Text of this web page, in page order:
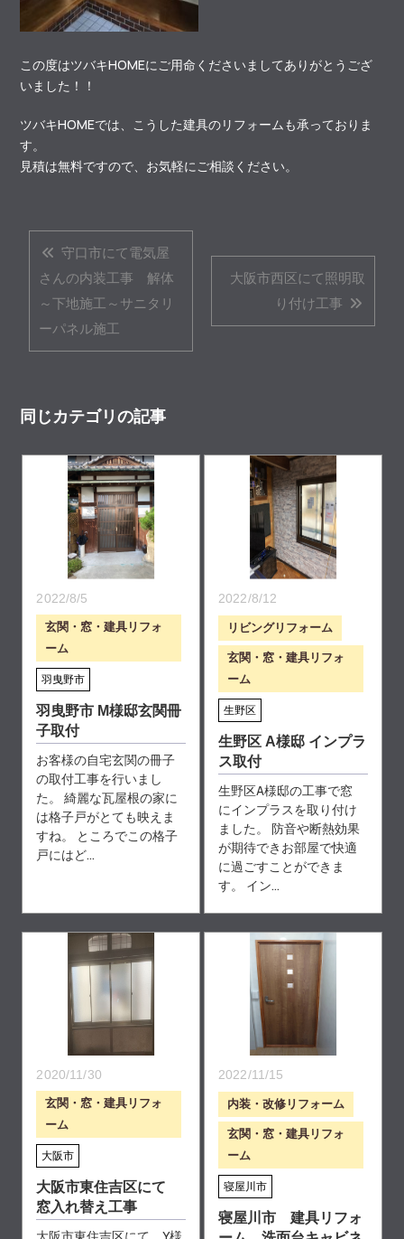
この度はツバキHOMEにご用命くださいましてありがとうござ
いました！！
ツバキHOMEでは、こうした建具のリフォームも承っておりま
す。
見積は無料ですので、お気軽にご相談ください。
守口市にて電気屋
さんの内装工事 解体
～下地施工～サニタリ
ーパネル施工
大阪市西区にて照明取
り付け工事
同じカテゴリの記事
2022/8/5
玄関・窓・建具リフォ
ーム
羽曳野市
羽曳野市 M様邸玄関冊
子取付
お客様の自宅玄関の冊子
の取付工事を行いまし
た。 綺麗な瓦屋根の家に
は格子戸がとても映えま
すね。 ところでこの格子
戸にはど...
2022/8/12
リビングリフォーム
玄関・窓・建具リフォ
ーム
生野区
生野区 A様邸 インプラ
ス取付
生野区A様邸の工事で窓
にインプラスを取り付け
ました。 防音や断熱効果
が期待できお部屋で快適
に過ごすことができま
す。 イン...
2020/11/30
玄関・窓・建具リフォ
ーム
大阪市
大阪市東住吉区にて
窓入れ替え工事
2022/11/15
内装・改修リフォーム
玄関・窓・建具リフォ
ーム
寝屋川市
寝屋川市 建具リフォ